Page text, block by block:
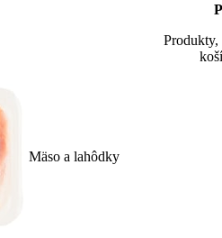
Mäso a lahôdky
Produkty,